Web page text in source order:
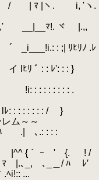
. i, 'ヽ.
ヾ |.,,
: ;| ﾘﾋﾘﾉ .ﾚ
: : ﾚ': : : }
: : : : : : .
: : : : / }
ム～～
: : :
ｰ ' {. ! /
､_＿/ ﾊ ﾚ′
...